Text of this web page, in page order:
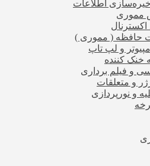
اطلاعات
مموری
اکسترنال
حافظه ( مموری )
و لپ تاپ
خنک کننده
و فیلم برداری
و متعلقات
و نورپردازی